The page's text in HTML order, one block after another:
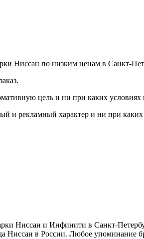
Ниссан по низким ценам в Санкт-
цель и ни при каких
и рекламный характер и ни при
Ниссан и Инфинити в Санкт-
Ниссан в России. Любое упоминание